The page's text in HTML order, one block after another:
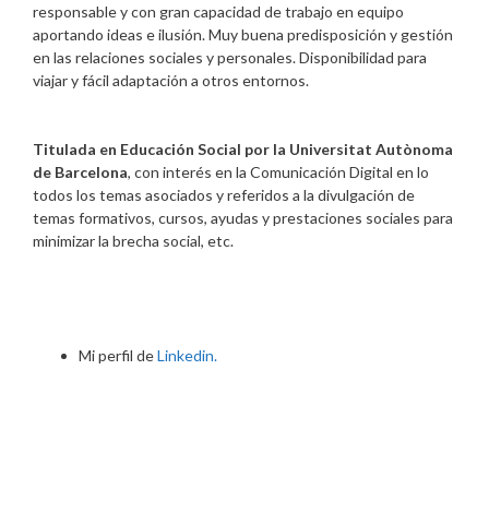
responsable y con gran capacidad de trabajo en equipo
aportando ideas e ilusión. Muy buena predisposición y gestión
en las relaciones sociales y personales. Disponibilidad para
viajar y fácil adaptación a otros entornos.
Titulada en Educación Social por la Universitat Autònoma
de Barcelona, con interés en la Comunicación Digital en lo
todos los temas asociados y referidos a la divulgación de
temas formativos, cursos, ayudas y prestaciones sociales para
minimizar la brecha social, etc.
Mi perfil deLinkedin.